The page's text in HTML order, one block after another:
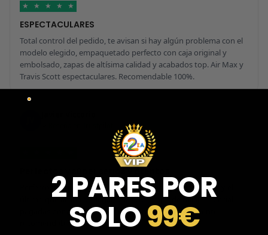
★ ★ ★ ★ ★
ESPECTACULARES
Total control del pedido, te avisan si hay algún problema con el
modelo elegido, empaquetado perfecto con caja original y
embolsado, zapas de altísima calidad y acabados top. Air Max y
Travis Scott espectaculares. Recomendable 100%.
Perfectos y súper serios y atentos
Perfectos y súper serios y atentos. He comprado 5 pares y el
último que acaba de llegar, unas Uptempo de tallaje especial
pagadas por adelantado. Súper confiables y totalmente
recomendables.
2 PARES POR
SOLO99€